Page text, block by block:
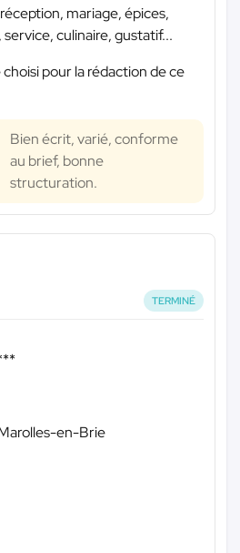
mariage, épices,
culinaire, gustatif...
pour la rédaction de ce
Bien écrit, varié, conforme
au brief, bonne
structuration.
TERMINÉ
en-Brie